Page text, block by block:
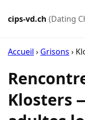
cips-vd.ch (Dating
Accueil › Grisons ›
Klosters